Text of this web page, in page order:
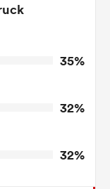
2
1
35%
32%
32%